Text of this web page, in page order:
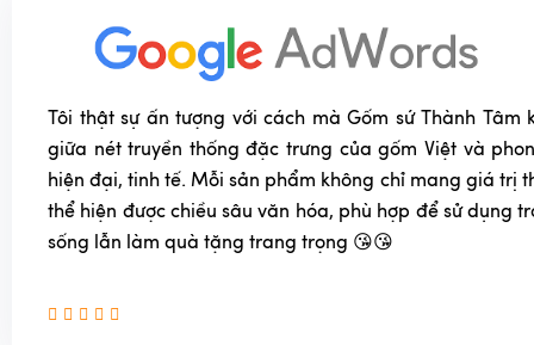
Tôi thật sự ấn tượng với cách mà Gốm sứ Thành Tâm
giữa nét truyền thống đặc trưng của gốm Việt và
hiện đại, tinh tế. Mỗi sản phẩm không chỉ mang giá trị
thể hiện được chiều sâu văn hóa, phù hợp để sử dụng
sống lẫn làm quà tặng trang trọng 😘😘